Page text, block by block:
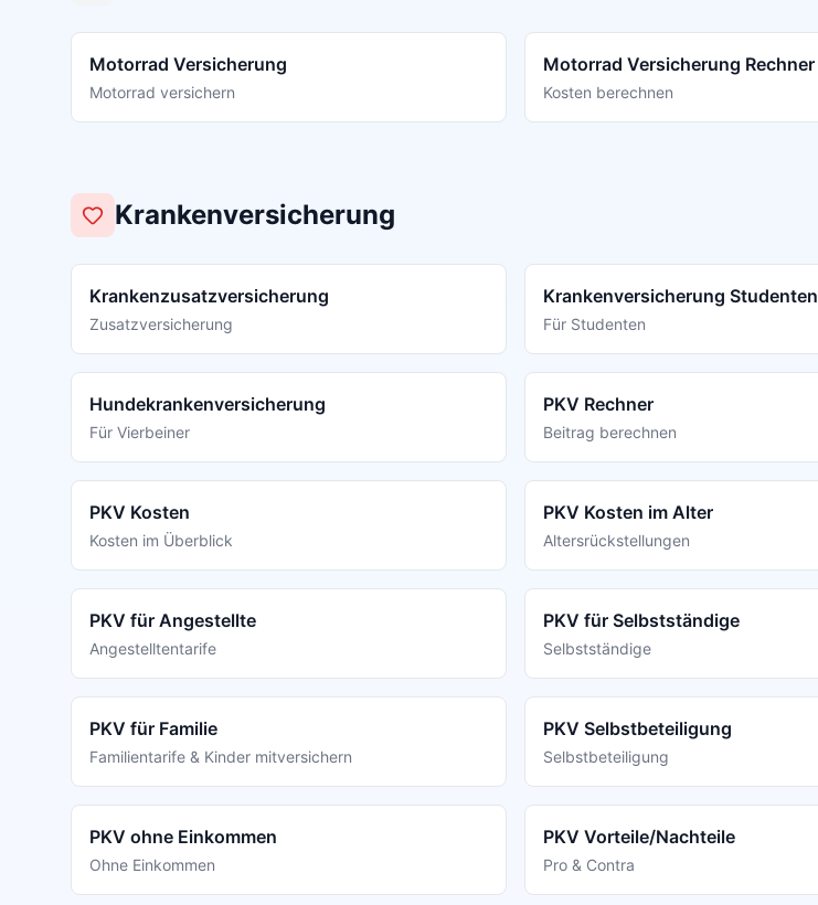
Motorrad Versicherung
Motorrad versichern
Motorrad Versicherung Rechner
Kosten berechnen
Krankenversicherung
Krankenzusatzversicherung
Zusatzversicherung
Krankenversicherung Studenten
Für Studenten
Hundekrankenversicherung
Für Vierbeiner
PKV Rechner
Beitrag berechnen
PKV Kosten
Kosten im Überblick
PKV Kosten im Alter
Altersrückstellungen
PKV für Angestellte
Angestelltentarife
PKV für Selbstständige
Selbstständige
PKV für Familie
Familientarife & Kinder mitversichern
PKV Selbstbeteiligung
Selbstbeteiligung
PKV ohne Einkommen
Ohne Einkommen
PKV Vorteile/Nachteile
Pro & Contra